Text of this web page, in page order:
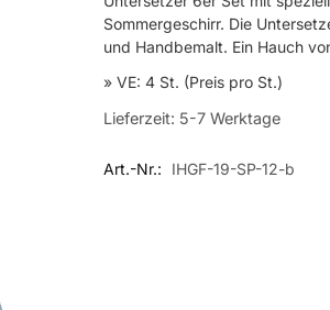
Sommergeschirr. Die
und Handbemalt. Ein Hauch
» VE: 4 St. (Preis pro St.)
Lieferzeit: 5-7 Werktage
Art.-Nr.: IHGF-19-SP-12-b